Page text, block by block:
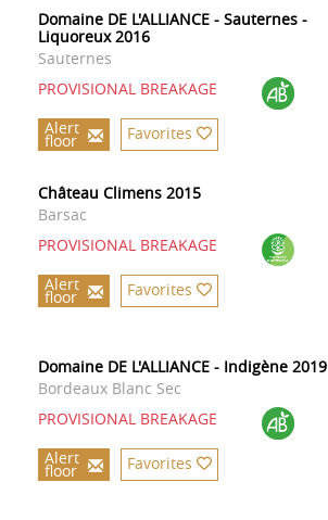
Domaine DE L'ALLIANCE - Sauternes -
Liquoreux 2016
Sauternes
PROVISIONAL BREAKAGE
Alert
floor Favorites
Château Climens 2015
Barsac
PROVISIONAL BREAKAGE
Alert
floor Favorites
Domaine DE L'ALLIANCE - Indigène 2019
Bordeaux Blanc Sec
PROVISIONAL BREAKAGE
Alert
floor Favorites